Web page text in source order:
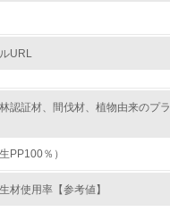
レベル2
と成果を定期的に検証して次の活
URL
認証材、間伐材、植物由来のプ
PP100％）
材使用率【参考値】